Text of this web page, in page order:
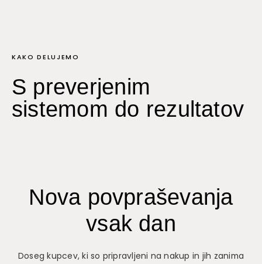
KAKO DELUJEMO
S preverjenim
sistemom do rezultatov
Nova povpraševanja
vsak dan
Doseg kupcev, ki so pripravljeni na nakup in jih zanima